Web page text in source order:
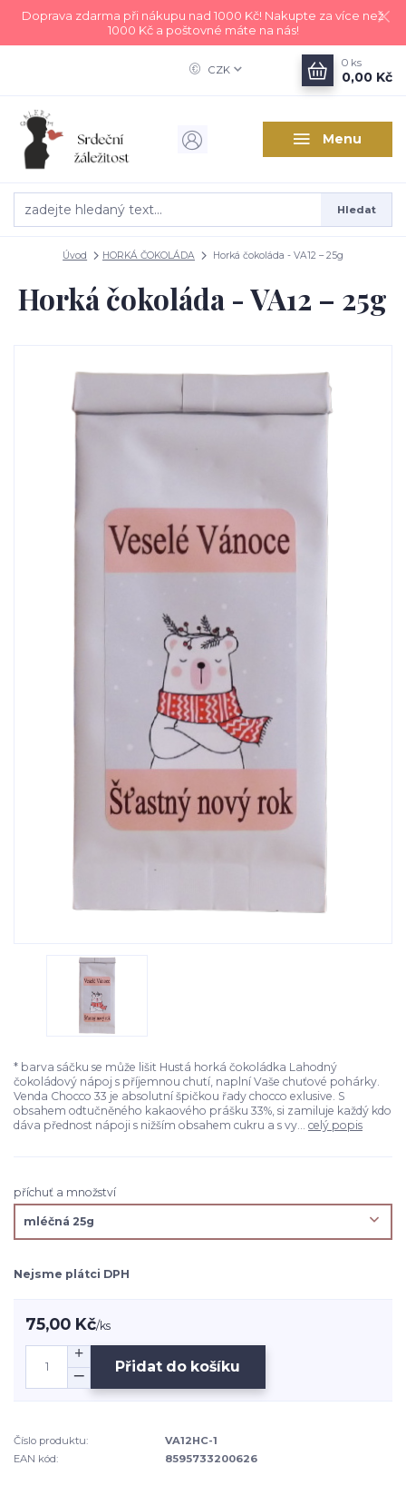
Doprava zdarma při nákupu nad 1000 Kč! Nakupte za více než
1000 Kč a poštovné máte na nás!
Menu
CZK
Hledat
0 ks
0,00 Kč
Úvod HORKÁ ČOKOLÁDA Horká čokoláda - VA12 – 25g
Horká čokoláda - VA12 – 25g
* barva sáčku se může lišit Hustá horká čokoládka Lahodný
čokoládový nápoj s příjemnou chutí, naplní Vaše chuťové pohárky.
Venda Chocco 33 je absolutní špičkou řady chocco exlusive. S
obsahem odtučněného kakaového prášku 33%, si zamiluje každý kdo
dáva přednost nápoji s nižším obsahem cukru a s vy... celý popis
příchuť a množství
Nejsme plátci DPH
75,00 Kč/ks
Přidat do košíku
Číslo produktu:
VA12HC-1
EAN kód:
8595733200626